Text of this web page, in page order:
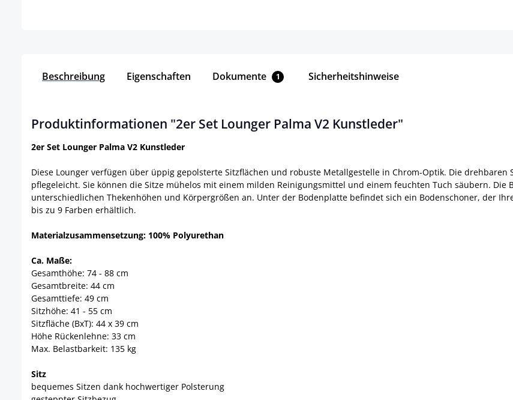
Beschreibung Eigenschaften Dokumente 1 Sicherheitshinweise
Produktinformationen "2er Set Lounger Palma V2 Kunstleder"
2er Set Lounger Palma V2 Kunstleder
Diese Lounger verfügen über üppig gepolsterte Sitzflächen und robuste Metallgestelle in Chrom-Optik. Die drehbaren
pflegeleicht. Sie können die Sitze mühelos mit einem milden Reinigungsmittel und einem feuchten Tuch säubern.
unterschiedlichen Thekenhöhen und Körpergrößen an. Unter der Bodenplatte befindet sich ein Bodenschoner, der
bis zu 9 Farben erhältlich.
Materialzusammensetzung: 100% Polyurethan
Ca. Maße:
Gesamthöhe: 74 - 88 cm
Gesamtbreite: 44 cm
Gesamttiefe: 49 cm
Sitzhöhe: 41 - 55 cm
Sitzfläche (BxT): 44 x 39 cm
Höhe Rückenlehne: 33 cm
Max. Belastbarkeit: 135 kg
Sitz
bequemes Sitzen dank hochwertiger Polsterung